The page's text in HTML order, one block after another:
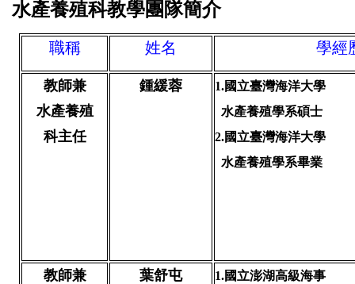
水產養殖科教學團隊簡介
職稱 姓名 學經
教師兼
水產養殖
科主任
鍾緩蓉 1.國立臺灣海洋大學
水產養殖學系碩士
2.國立臺灣海洋大學
水產養殖學系畢業
教師兼
葉舒屯 1.國立澎湖高級海事